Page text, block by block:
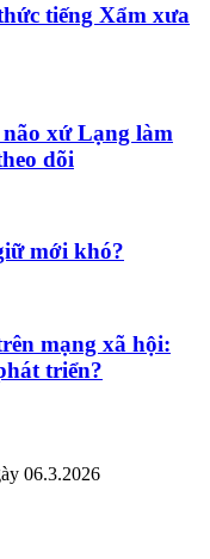
tiếng Xẩm xưa
xứ Lạng làm
dõi
mới khó?
mạng xã hội:
triển?
06.3.2026